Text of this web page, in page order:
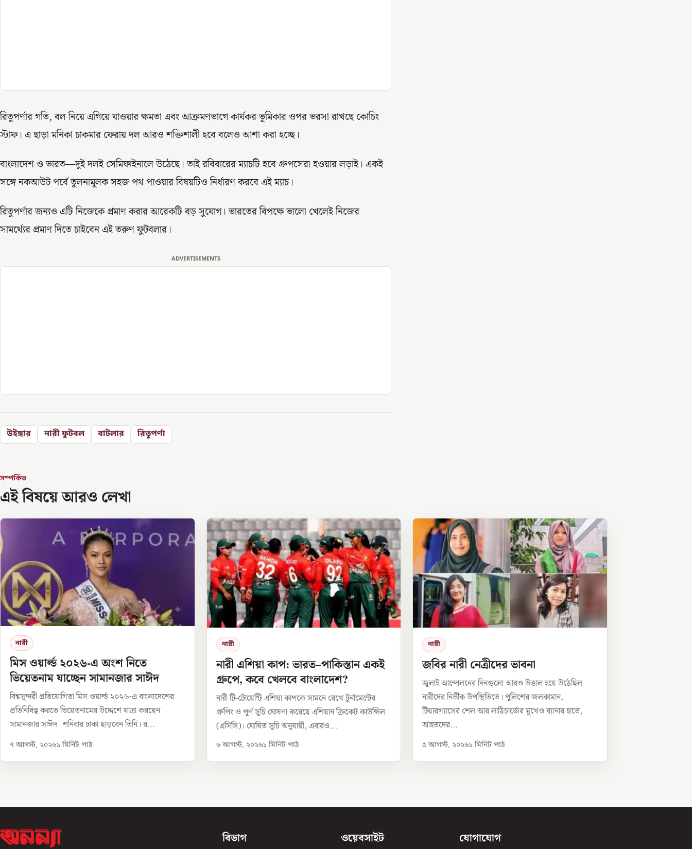
রিতুপর্ণার গতি, বল নিয়ে এগিয়ে যাওয়ার ক্ষমতা এবং আক্রমণভাগে কার্যকর ভূমিকার ওপর ভরসা রাখছে কোচিং
স্টাফ। এ ছাড়া মনিকা চাকমার ফেরায় দল আরও শক্তিশালী হবে বলেও আশা করা হচ্ছে।
বাংলাদেশ ও ভারত—দুই দলই সেমিফাইনালে উঠেছে। তাই রবিবারের ম্যাচটি হবে গ্রুপসেরা হওয়ার লড়াই। একই
সঙ্গে নকআউট পর্বে তুলনামূলক সহজ পথ পাওয়ার বিষয়টিও নির্ধারণ করবে এই ম্যাচ।
রিতুপর্ণার জন্যও এটি নিজেকে প্রমাণ করার আরেকটি বড় সুযোগ। ভারতের বিপক্ষে ভালো খেলেই নিজের
সামর্থ্যের প্রমাণ দিতে চাইবেন এই তরুণ ফুটবলার।
ADVERTISEMENTS
উইঙ্গার নারী ফুটবল বাটলার রিতুপর্ণা
সম্পর্কিত
এই বিষয়ে আরও লেখা
নারী
মিস ওয়ার্ল্ড ২০২৬-এ অংশ নিতে
ভিয়েতনাম যাচ্ছেন সামানজার সাঈদ
বিশ্বসুন্দরী প্রতিযোগিতা মিস ওয়ার্ল্ড ২০২৬-এ বাংলাদেশের
প্রতিনিধিত্ব করতে ভিয়েতনামের উদ্দেশে যাত্রা করছেন
সামানজার সাঈদ। শনিবার ঢাকা ছাড়বেন তিনি। র...
৭ আগস্ট, ২০২৬১ মিনিট পাঠ
নারী
নারী এশিয়া কাপ: ভারত–পাকিস্তান একই
গ্রুপে, কবে খেলবে বাংলাদেশ?
নারী টি-টোয়েন্টি এশিয়া কাপকে সামনে রেখে টুর্নামেন্টের
গ্রুপিং ও পূর্ণ সূচি ঘোষণা করেছে এশিয়ান ক্রিকেট কাউন্সিল
(এসিসি)। ঘোষিত সূচি অনুযায়ী, এবারও...
৬ আগস্ট, ২০২৬১ মিনিট পাঠ
নারী
জবির নারী নেত্রীদের ভাবনা
জুলাই আন্দোলনের দিনগুলো আরও উত্তাল হয়ে উঠেছিল
নারীদের নির্ভীক উপস্থিতিতে। পুলিশের জলকামান,
টিয়ারগ্যাসের শেল আর লাঠিচার্জের মুখেও ব্যানার হাতে,
আহতদের...
৫ আগস্ট, ২০২৬১ মিনিট পাঠ
বিভাগ ওয়েবসাইট যোগাযোগ